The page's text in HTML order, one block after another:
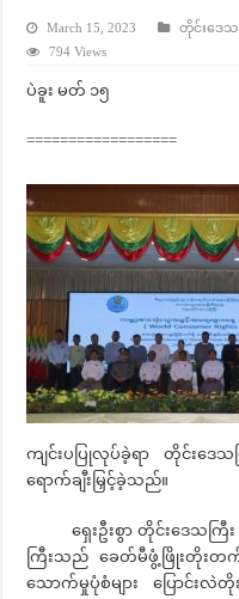
March 15, 2023
တိုင်းဒေသ
794 Views
ပဲခူး မတ် ၁၅
==================
ကျင်းပပြုလုပ်ခဲ့ရာ တိုင်းဒေ
ရောက်ချီးမြှင့်ခဲ့သည်။
ရှေးဦးစွာ တိုင်းဒေသကြီး ဝ
ကြီးသည် ခေတ်မီဖွံ့ဖြိုးတိုး
သောက်မှုပုံစံများ ပြောင်